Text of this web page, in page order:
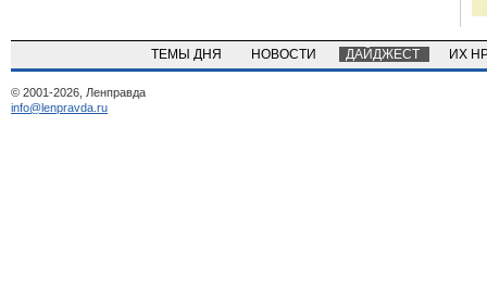
ТЕМЫ ДНЯ НОВОСТИ ДАЙДЖЕСТ ИХ
© 2001-2026, Ленправда
info@lenpravda.ru